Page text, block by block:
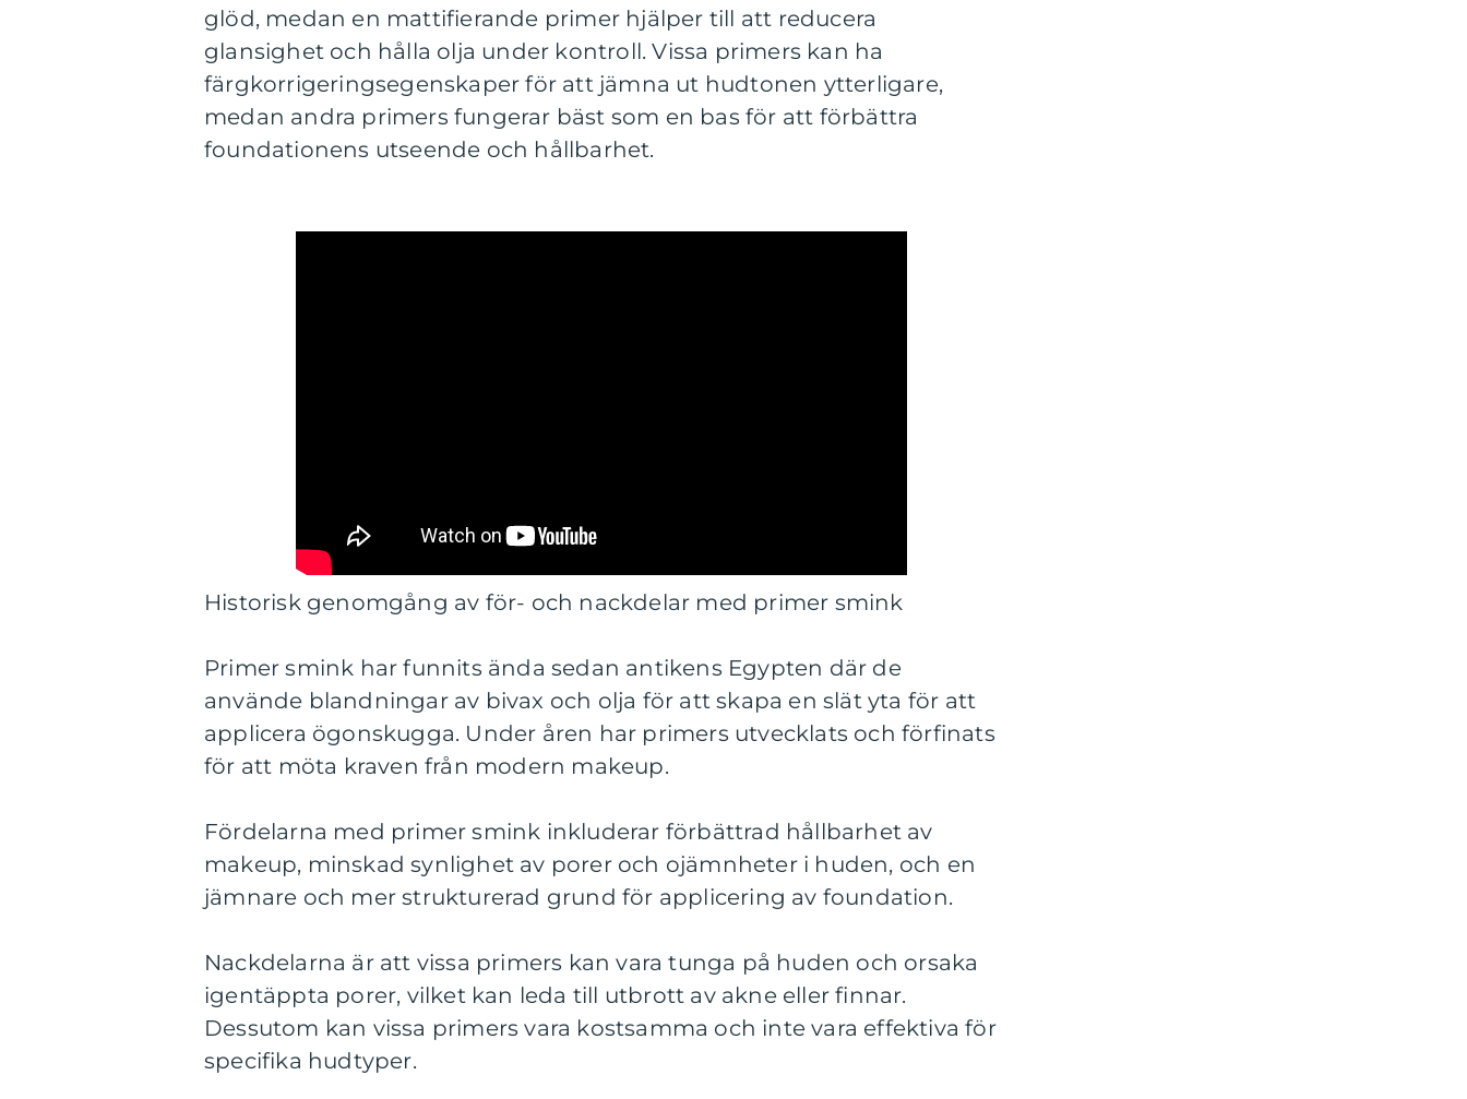
glöd, medan en mattifierande primer hjälper till att reducera
glansighet och hålla olja under kontroll. Vissa primers kan ha
färgkorrigeringsegenskaper för att jämna ut hudtonen ytterligare,
medan andra primers fungerar bäst som en bas för att förbättra
foundationens utseende och hållbarhet.
Historisk genomgång av för- och nackdelar med primer smink
Primer smink har funnits ända sedan antikens Egypten där de
använde blandningar av bivax och olja för att skapa en slät yta för att
applicera ögonskugga. Under åren har primers utvecklats och förfinats
för att möta kraven från modern makeup.
Fördelarna med primer smink inkluderar förbättrad hållbarhet av
makeup, minskad synlighet av porer och ojämnheter i huden, och en
jämnare och mer strukturerad grund för applicering av foundation.
Nackdelarna är att vissa primers kan vara tunga på huden och orsaka
igentäppta porer, vilket kan leda till utbrott av akne eller finnar.
Dessutom kan vissa primers vara kostsamma och inte vara effektiva för
specifika hudtyper.